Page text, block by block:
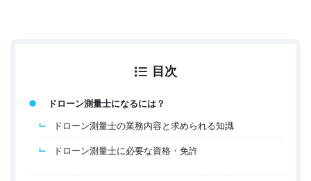
目次
ドローン測量士になるには？
ドローン測量士の業務内容と求められる知識
ドローン測量士に必要な資格・免許